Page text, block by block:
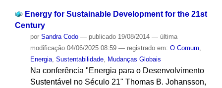
Energy for Sustainable Development for the 21st
Century
por Sandra Codo — publicado19/08/2014 — última
modificação04/06/2025 08:59 — registrado em: O Comum
Energia, Sustentabilidade, Mudanças Globais
Na conferência "Energia para o Desenvolvimento
Sustentável no Século 21" Thomas B. Johansson,